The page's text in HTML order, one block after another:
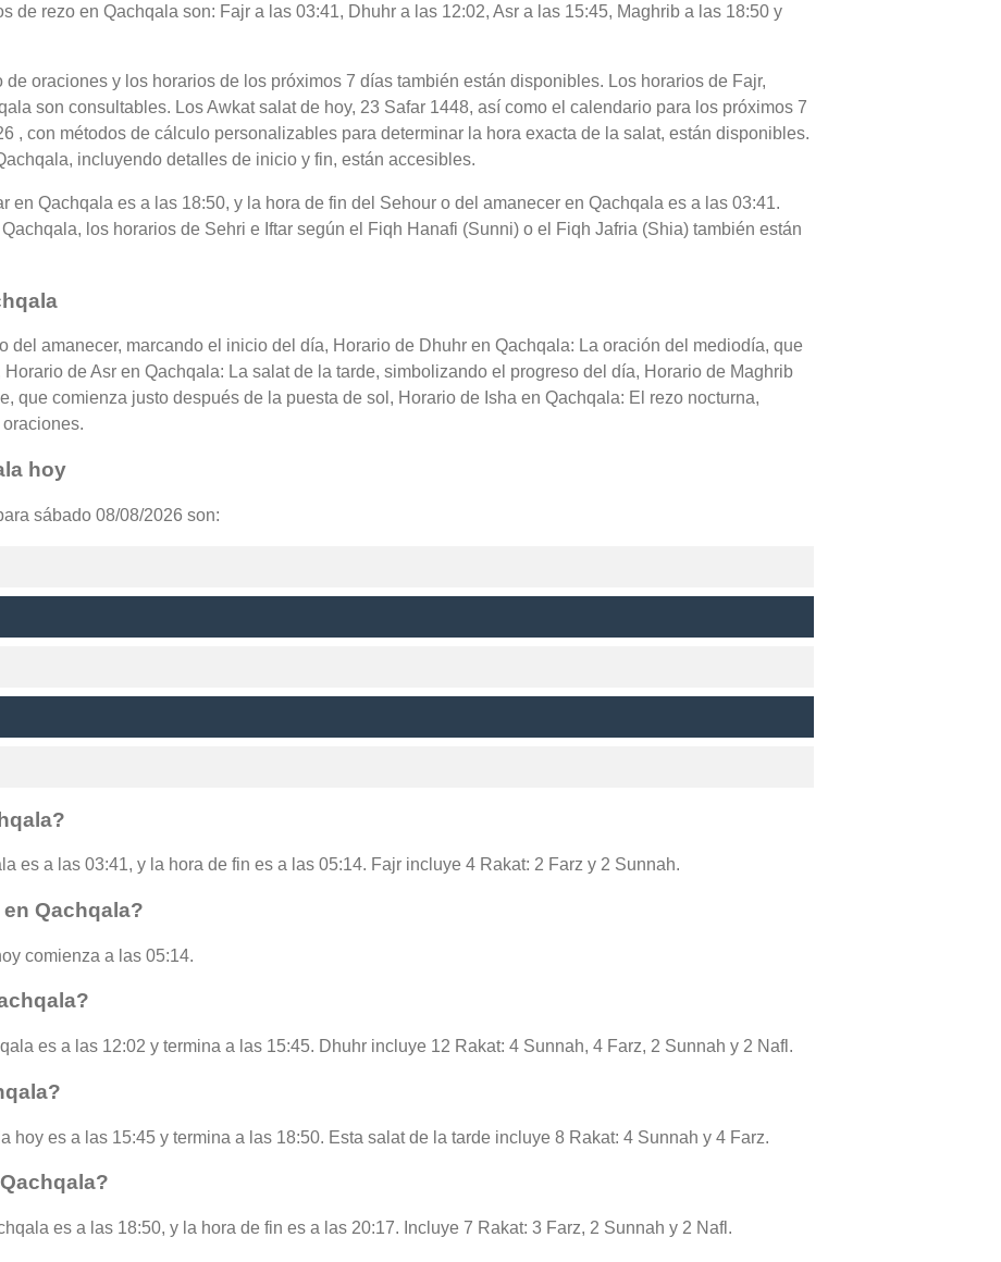
de rezo en Qachqala son: Fajr a las 03:41, Dhuhr a las 12:02, Asr a las 15:45, Maghrib a las 18:50 y
oraciones y los horarios de los próximos 7 días también están disponibles. Los horarios de Fajr,
son consultables. Los Awkat salat de hoy, 23 Safar 1448, así como el calendario para los próximos 7
, con métodos de cálculo personalizables para determinar la hora exacta de la salat, están disponibles.
incluyendo detalles de inicio y fin, están accesibles.
en Qachqala es a las 18:50, y la hora de fin del Sehour o del amanecer en Qachqala es a las 03:41.
los horarios de Sehri e Iftar según el Fiqh Hanafi (Sunni) o el Fiqh Jafria (Shia) también están
del amanecer, marcando el inicio del día, Horario de Dhuhr en Qachqala: La oración del mediodía, que
de Asr en Qachqala: La salat de la tarde, simbolizando el progreso del día, Horario de Maghrib
que comienza justo después de la puesta de sol, Horario de Isha en Qachqala: El rezo nocturna,
hoy
sábado 08/08/2026 son:
es a las 03:41, y la hora de fin es a las 05:14. Fajr incluye 4 Rakat: 2 Farz y 2 Sunnah.
Qachqala?
comienza a las 05:14.
es a las 12:02 y termina a las 15:45. Dhuhr incluye 12 Rakat: 4 Sunnah, 4 Farz, 2 Sunnah y 2 Nafl.
hoy es a las 15:45 y termina a las 18:50. Esta salat de la tarde incluye 8 Rakat: 4 Sunnah y 4 Farz.
es a las 18:50, y la hora de fin es a las 20:17. Incluye 7 Rakat: 3 Farz, 2 Sunnah y 2 Nafl.